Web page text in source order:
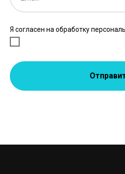
Я согласен на обработку